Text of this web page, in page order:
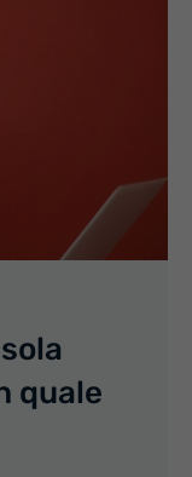
quale